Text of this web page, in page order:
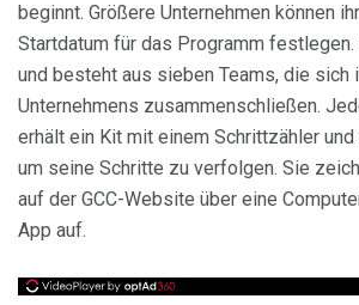
beginnt. Größere Unternehmen können
Startdatum für das Programm
und besteht aus sieben Teams, die sich
Unternehmens zusammenschließen.
erhält ein Kit mit einem Schrittzähler
um seine Schritte zu verfolgen. Sie
auf der GCC-Website über eine
App auf.